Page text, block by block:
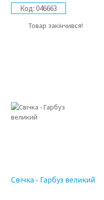
Код: 046663
Товар закінчився!
Свічка - Гарбуз великий